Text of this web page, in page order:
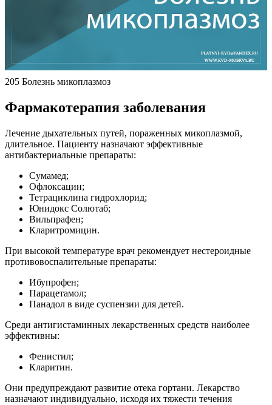
205 Болезнь микоплазмоз
Фармакотерапия заболевания
Лечение дыхательных путей, пораженных микоплазмой,
длительное. Пациенту назначают эффективные
антибактериальные препараты:
Сумамед;
Офлоксацин;
Тетрациклина гидрохлорид;
Юнидокс Солютаб;
Вильпрафен;
Кларитромицин.
При высокой температуре врач рекомендует нестероидные
противовоспалительные препараты:
Ибупрофен;
Парацетамол;
Панадол в виде суспензии для детей.
Среди антигистаминных лекарственных средств наиболее
эффективны:
Фенистил;
Кларитин.
Они предупреждают развитие отека гортани. Лекарство
назначают индивидуально, исходя их тяжести течения